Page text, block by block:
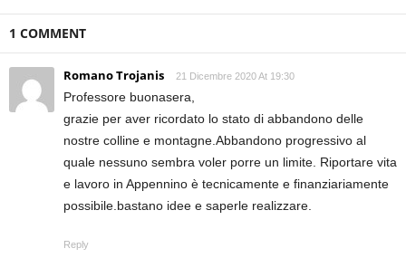
1 COMMENT
Romano Trojanis 21 Dicembre 2020 At 19:30
Professore buonasera,
grazie per aver ricordato lo stato di abbandono delle
nostre colline e montagne.Abbandono progressivo al
quale nessuno sembra voler porre un limite. Riportare vita
e lavoro in Appennino è tecnicamente e finanziariamente
possibile.bastano idee e saperle realizzare.
Reply